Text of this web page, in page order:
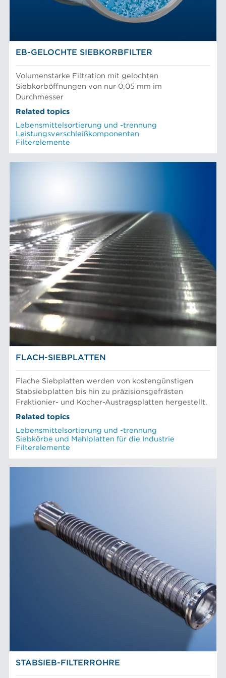
Siebkörbe und Mahlplatten für die Industrie
AFT-NACHRICHTEN
EB-GELOCHTE SIEBKORBFILTER
Volumenstarke Filtration mit gelochten
Siebkorböffnungen von nur 0,05 mm im
Durchmesser
Related topics
Lebensmittelsortierung und -trennung
Leistungsverschleißkomponenten
Filterelemente
FLACH-SIEBPLATTEN
Flache Siebplatten werden von kostengünstigen
Stabsiebplatten bis hin zu präzisionsgefrästen
Fraktionier- und Kocher-Austragsplatten hergestellt.
Related topics
Lebensmittelsortierung und -trennung
Siebkörbe und Mahlplatten für die Industrie
Filterelemente
STABSIEB-FILTERROHRE